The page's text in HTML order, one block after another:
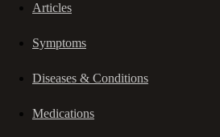
Articles
Symptoms
Diseases & Conditions
Medications